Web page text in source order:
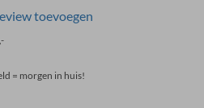
toevoegen
= morgen in huis!